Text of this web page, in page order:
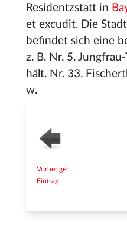
Residentzstatt in
et excudit. Die
befindet sich eine
z. B. Nr. 5.
hält. Nr. 33.
w.
Vorheriger
Eintrag